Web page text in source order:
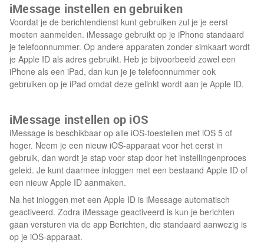
iMessage instellen en gebruiken
Voordat je de berichtendienst kunt gebruiken zul je je eerst
moeten aanmelden. iMessage gebruikt op je iPhone standaard
je telefoonnummer. Op andere apparaten zonder simkaart wordt
je Apple ID als adres gebruikt. Heb je bijvoorbeeld zowel een
iPhone als een iPad, dan kun je je telefoonnummer ook
gebruiken op je iPad omdat deze gelinkt wordt aan je Apple ID.
iMessage instellen op iOS
iMessage is beschikbaar op alle iOS-toestellen met iOS 5 of
hoger. Neem je een nieuw iOS-apparaat voor het eerst in
gebruik, dan wordt je stap voor stap door het instellingenproces
geleid. Je kunt daarmee inloggen met een bestaand Apple ID of
een nieuw Apple ID aanmaken.
Na het inloggen met een Apple ID is iMessage automatisch
geactiveerd. Zodra iMessage geactiveerd is kun je berichten
gaan versturen via de app Berichten, die standaard aanwezig is
op je iOS-apparaat.